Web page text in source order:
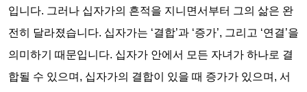
입니다. 그러나 십자가의 흔적을 지니면서부터 그의 삶은 완
전히 달라졌습니다. 십자가는 ‘결합’과 ‘증가’, 그리고 ‘연결’을
의미하기 때문입니다. 십자가 안에서 모든 자녀가 하나로 결
합될 수 있으며 , 십자가의 결합이 있을 때 증가가 있으며 , 서